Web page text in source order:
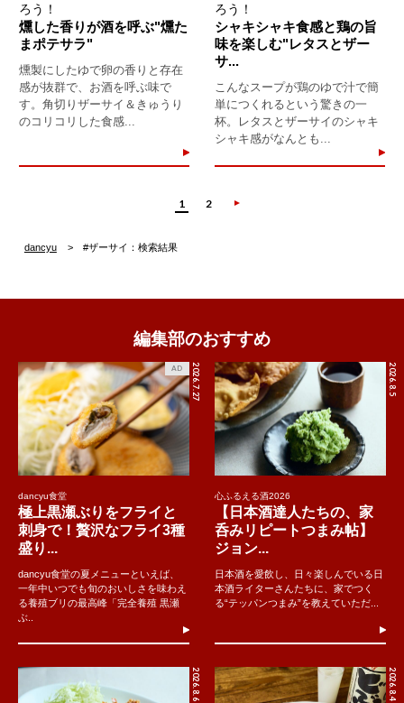
ろう！
燻した香りが酒を呼ぶ"燻た
まポテサラ"
燻製にしたゆで卵の香りと存在
感が抜群で、お酒を呼ぶ味で
す。角切りザーサイ＆きゅうり
のコリコリした食感...
ろう！
シャキシャキ食感と鶏の旨
味を楽しむ"レタスとザー
サ...
こんなスープが鶏のゆで汁で簡
単につくれるという驚きの一
杯。レタスとザーサイのシャキ
シャキ感がなんとも...
1 2
dancyu #ザーサイ：検索結果
編集部のおすすめ
2026.7.27
AD
dancyu食堂
極上黒瀬ぶりをフライと
刺身で！贅沢なフライ3種
盛り...
dancyu食堂の夏メニューといえば、
一年中いつでも旬のおいしさを味わえ
る養殖ブリの最高峰「完全養殖 黒瀬
ぶ..
2026.8.5
心ふるえる酒2026
【日本酒達人たちの、家
呑みリピートつまみ帖】
ジョン...
日本酒を愛飲し、日々楽しんでいる日
本酒ライターさんたちに、家でつく
る“テッパンつまみ”を教えていただ...
2026.8.6 2026.8.4